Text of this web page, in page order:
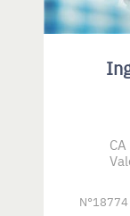
CA
N°18774